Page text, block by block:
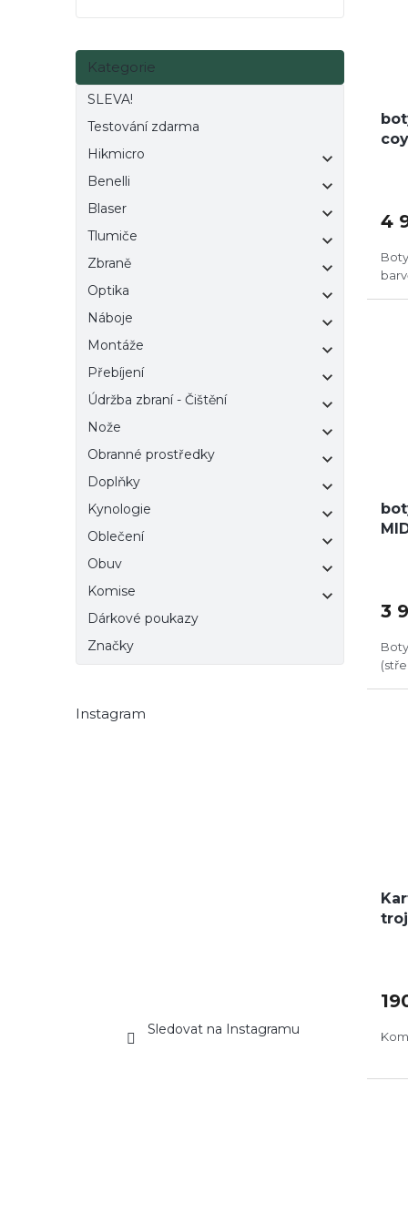
e
Přeskočit
kategorie
Kategorie
SLEVA!
Testování zdarma
Hikmicro
Benelli
Blaser
Tlumiče
Zbraně
Optika
Náboje
Montáže
Přebíjení
Údržba zbraní - Čištění
Nože
Obranné prostředky
Doplňky
Kynologie
Oblečení
Obuv
Komise
Dárkové poukazy
Značky
Instagram
Sledovat na Instagramu
k
4
3